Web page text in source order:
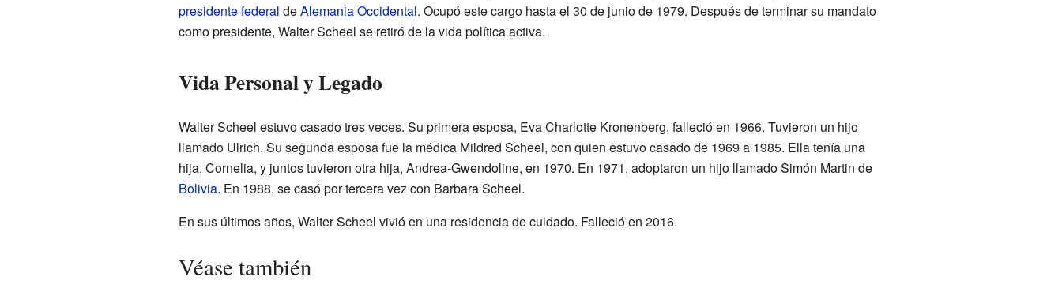
presidente federal deAlemania Occidental. Ocupó este cargo hasta el 30 de junio de 1979. Después de terminar su mandato
como presidente, Walter Scheel se retiró de la vida política activa.
Vida Personal y Legado
Walter Scheel estuvo casado tres veces. Su primera esposa, Eva Charlotte Kronenberg, falleció en 1966. Tuvieron un hijo
llamado Ulrich. Su segunda esposa fue la médica Mildred Scheel, con quien estuvo casado de 1969 a 1985. Ella tenía una
hija, Cornelia, y juntos tuvieron otra hija, Andrea-Gwendoline, en 1970. En 1971, adoptaron un hijo llamado Simón Martin de
Bolivia. En 1988, se casó por tercera vez con Barbara Scheel.
En sus últimos años, Walter Scheel vivió en una residencia de cuidado. Falleció en 2016.
Véase también